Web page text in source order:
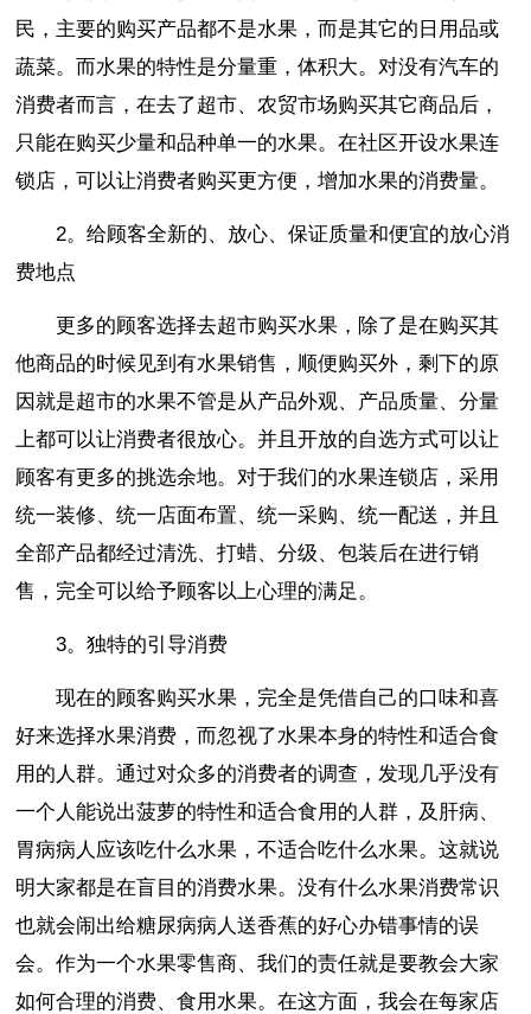
民，主要的购买产品都不是水果，而是其它的日用品或
蔬菜。而水果的特性是分量重，体积大。对没有汽车的
消费者而言，在去了超市、农贸市场购买其它商品后，
只能在购买少量和品种单一的水果。在社区开设水果连
锁店，可以让消费者购买更方便，增加水果的消费量。
2。给顾客全新的、放心、保证质量和便宜的放心消
费地点
更多的顾客选择去超市购买水果，除了是在购买其
他商品的时候见到有水果销售，顺便购买外，剩下的原
因就是超市的水果不管是从产品外观、产品质量、分量
上都可以让消费者很放心。并且开放的自选方式可以让
顾客有更多的挑选余地。对于我们的水果连锁店，采用
统一装修、统一店面布置、统一采购、统一配送，并且
全部产品都经过清洗、打蜡、分级、包装后在进行销
售，完全可以给予顾客以上心理的满足。
3。独特的引导消费
现在的顾客购买水果，完全是凭借自己的口味和喜
好来选择水果消费，而忽视了水果本身的特性和适合食
用的人群。通过对众多的消费者的调查，发现几乎没有
一个人能说出菠萝的特性和适合食用的人群，及肝病、
胃病病人应该吃什么水果，不适合吃什么水果。这就说
明大家都是在盲目的消费水果。没有什么水果消费常识
也就会闹出给糖尿病病人送香蕉的好心办错事情的误
会。作为一个水果零售商、我们的责任就是要教会大家
如何合理的消费、食用水果。在这方面，我会在每家店